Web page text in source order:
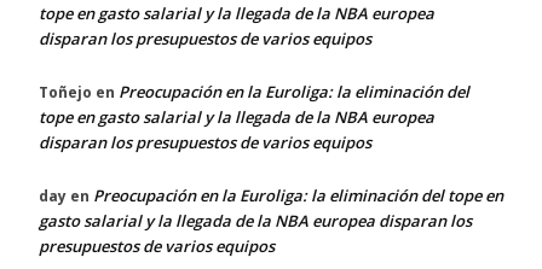
tope en gasto salarial y la llegada de la NBA europea
disparan los presupuestos de varios equipos
Toñejo en Preocupación en la Euroliga: la eliminación del
tope en gasto salarial y la llegada de la NBA europea
disparan los presupuestos de varios equipos
day en Preocupación en la Euroliga: la eliminación del tope en
gasto salarial y la llegada de la NBA europea disparan los
presupuestos de varios equipos